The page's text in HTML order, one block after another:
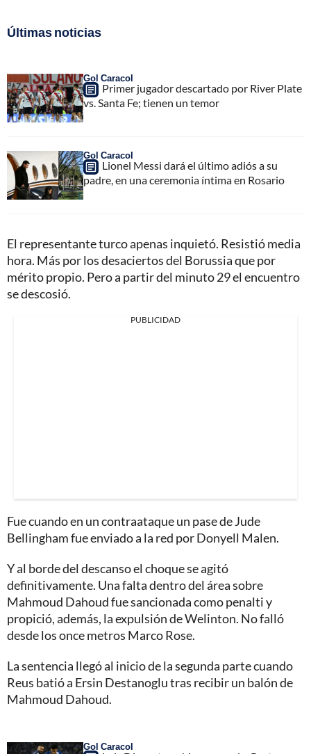
Últimas noticias
Gol Caracol
Primer jugador descartado por River Plate
vs. Santa Fe; tienen un temor
Gol Caracol
Lionel Messi dará el último adiós a su
padre, en una ceremonia íntima en Rosario
El representante turco apenas inquietó. Resistió media
hora. Más por los desaciertos del Borussia que por
mérito propio. Pero a partir del minuto 29 el encuentro
se descosió.
PUBLICIDAD
Fue cuando en un contraataque un pase de Jude
Bellingham fue enviado a la red por Donyell Malen.
Y al borde del descanso el choque se agitó
definitivamente. Una falta dentro del área sobre
Mahmoud Dahoud fue sancionada como penalti y
propició, además, la expulsión de Welinton. No falló
desde los once metros Marco Rose.
La sentencia llegó al inicio de la segunda parte cuando
Reus batió a Ersin Destanoglu tras recibir un balón de
Mahmoud Dahoud.
Gol Caracol